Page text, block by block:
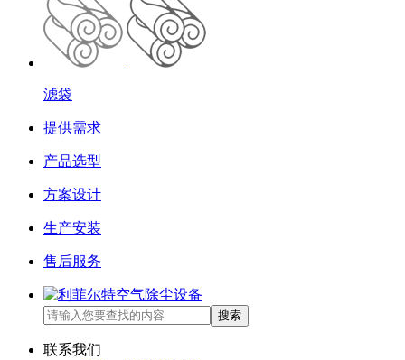
滤袋
提供需求
产品选型
方案设计
生产安装
售后服务
搜索
联系我们